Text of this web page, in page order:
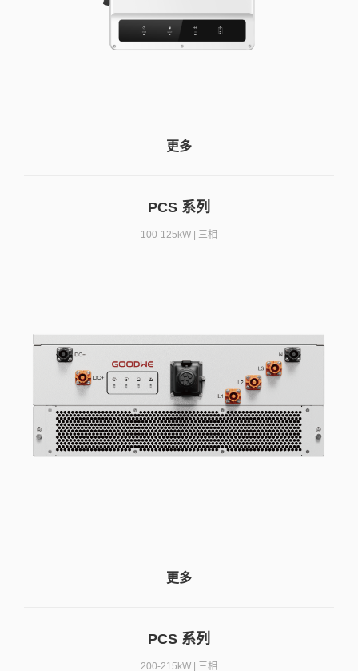
更多
PCS 系列
100-125kW | 三相
更多
PCS 系列
200-215kW | 三相